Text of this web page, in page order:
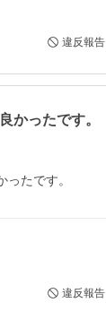
違反報告
かったです。
たです。
違反報告